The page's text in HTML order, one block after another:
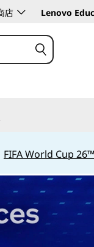
店 Lenovo
FIFA World Cup